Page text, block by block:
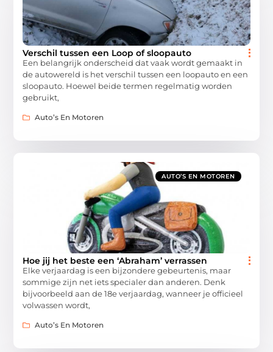
Verschil tussen een Loop of sloopauto
Een belangrijk onderscheid dat vaak wordt gemaakt in
de autowereld is het verschil tussen een loopauto en een
sloopauto. Hoewel beide termen regelmatig worden
gebruikt,
Auto’s En Motoren
AUTO’S EN MOTOREN
Hoe jij het beste een ‘Abraham’ verrassen
Elke verjaardag is een bijzondere gebeurtenis, maar
sommige zijn net iets specialer dan anderen. Denk
bijvoorbeeld aan de 18e verjaardag, wanneer je officieel
volwassen wordt,
Auto’s En Motoren